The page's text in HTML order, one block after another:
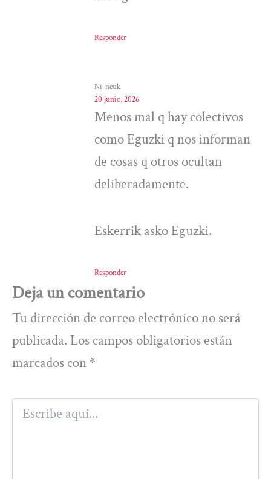
Responder
Ni-neuk
20 junio, 2026
Menos mal q hay colectivos
como Eguzki q nos informan
de cosas q otros ocultan
deliberadamente.
Eskerrik asko Eguzki.
Responder
Deja un comentario
Tu dirección de correo electrónico no será
publicada. Los campos obligatorios están
marcados con *
Escribe
aquí...